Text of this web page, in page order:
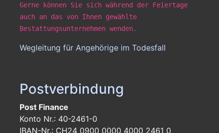
Gerne können Sie sich während der Feiertage
auch an das von Ihnen gewählte
Bestattungsunternehmen wenden.
Wegleitung für Angehörige im Todesfall
Postverbindung
Post Finance
Konto Nr.: 40-2461-0
IBAN-Nr.: CH24 0900 0000 4000 2461 0